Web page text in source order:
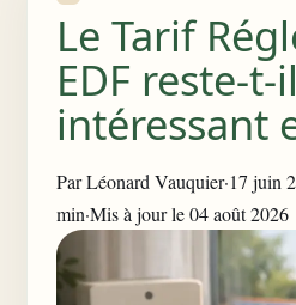
Le Tarif
EDF reste-t-il
intéressant
ParLéonard Vauquier·17 juin
min·Mis à jour le 04 août 2026